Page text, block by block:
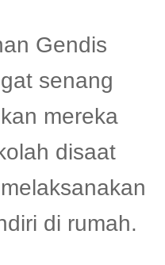
Gendis
senang
mereka
disaat
di rumah.